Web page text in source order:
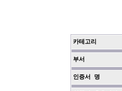
카테고리
부서
인증서 명